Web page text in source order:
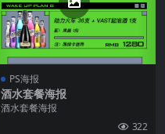
PS海报
酒水套餐海报
酒水套餐海报
322